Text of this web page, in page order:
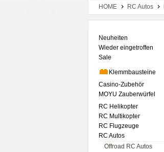
HOME RC Autos
Neuheiten
Wieder eingetroffen
Sale
Klemmbausteine
Casino-Zubehör
MOYU Zauberwürfel
RC Helikopter
RC Multikopter
RC Flugzeuge
RC Autos
Offroad RC Autos